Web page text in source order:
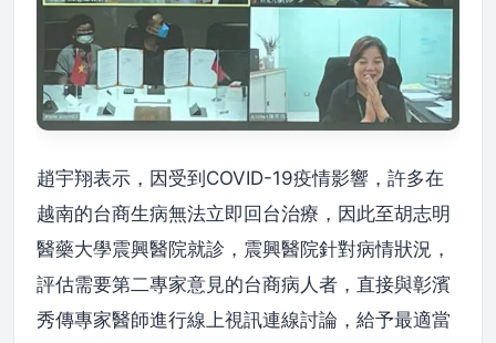
趙宇翔表示，因受到COVID-19疫情影響，許多在
越南的台商生病無法立即回台治療，因此至胡志明
醫藥大學震興醫院就診，震興醫院針對病情狀況，
評估需要第二專家意見的台商病人者，直接與彰濱
秀傳專家醫師進行線上視訊連線討論，給予最適當